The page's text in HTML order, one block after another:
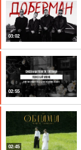
03:02
02:55
02:45